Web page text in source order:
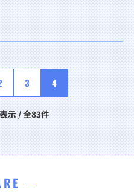
3 4
示 / 全83件